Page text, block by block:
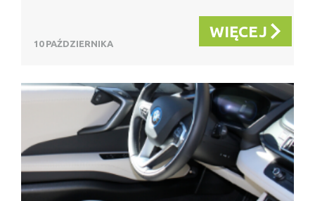
10 PAŹDZIERNIKA
WIĘCEJ